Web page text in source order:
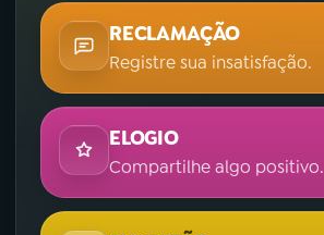
RECLAMAÇÃO
Registre sua insatisfação.
ELOGIO
Compartilhe algo positivo.